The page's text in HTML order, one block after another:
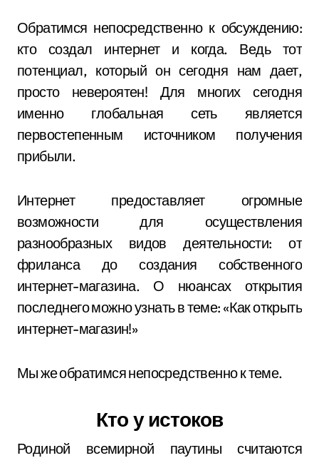
Обратимся непосредственно к обсуждению:
кто создал интернет и когда. Ведь тот
потенциал, который он сегодня нам дает,
просто невероятен! Для многих сегодня
именно глобальная сеть является
первостепенным источником получения
прибыли.
Интернет предоставляет огромные
возможности для осуществления
разнообразных видов деятельности: от
фриланса до создания собственного
интернет-магазина. О нюансах открытия
последнего можно узнать в теме: «Как открыть
интернет-магазин!»
Мы же обратимся непосредственно к теме.
Кто у истоков
Родиной всемирной паутины считаются